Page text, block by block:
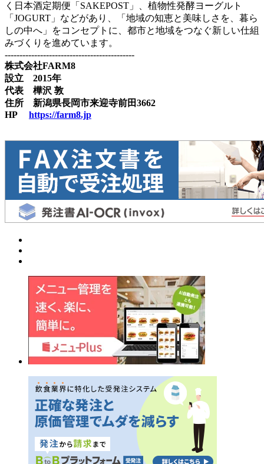
く日本酒定期便「SAKEPOST」、植物性発酵ヨーグルト
「JOGURT」などがあり、「地域の知恵と美味しさを、暮ら
しの中へ」をコンセプトに、都市と地域をつなぐ新しい仕組
みづくりを進めています。
--------------------------------------------
株式会社FARM8
設立 2015年
代表 樺沢 敦
住所 新潟県長岡市来迎寺前田3662
HP https://farm8.jp